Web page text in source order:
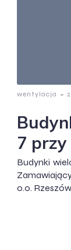
wentylacja -
7 przy
Budynki
o.o.